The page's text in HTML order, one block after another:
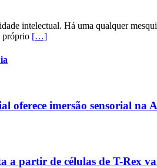
intelectual. Há uma qualquer
próprio […]
oferece imersão sensorial na
a partir de células de T-Rex